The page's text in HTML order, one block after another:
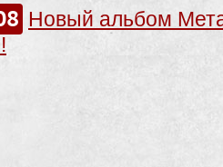
Новый альбом